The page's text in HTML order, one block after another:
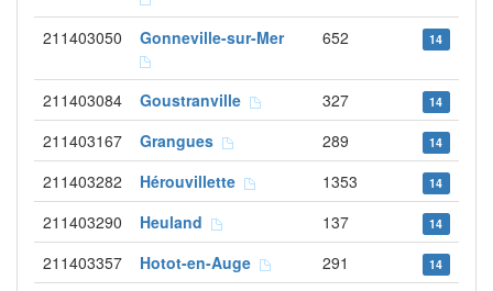
211403050 Gonneville-sur-Mer 652 14
211403084 Goustranville 327 14
211403167 Grangues 289 14
211403282 Hérouvillette 1353 14
211403290 Heuland 137 14
211403357 Hotot-en-Auge 291 14